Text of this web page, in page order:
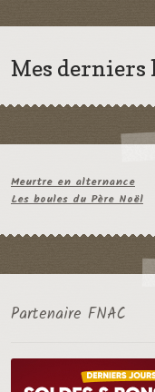
Mes derniers
Meurtre en alternance
Les boules du Père Noël
Partenaire FNAC